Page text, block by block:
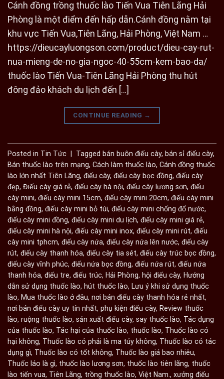
Cánh đồng trồng thuốc lào Tiến Vua Tiên Lãng Hải
Phòng là một điểm đến hấp dẫn.Cánh đồng nằm tại
khu vực Tiến Vua,Tiên Lãng, Hải Phòng, Việt Nam …
https://dieucayluongson.com/product/dieu-cay-rut-
nua-mieng-de-no-gia-ngoc-40-55cm-kem-bao-da/
thuốc lào Tiến Vua-Tiên Lãng Hải Phòng thu hút
đông đảo khách du lịch đến […]
CONTINUE READING →
Posted in Tin Tức | Tagged bán buôn điếu cày, bán sỉ điếu cày,
Bán thuốc lào trên mạng, Cách làm thuốc lào, Cánh đồng thuốc
lào lớn nhất Tiên Lãng, điếu cày, điếu cày bọc đồng, điếu cày
đẹp, Điếu cày giá rẻ, điếu cày hà nội, điếu cày lương sơn, điếu
cày mini, điếu cày mini 15cm, điếu cày mini 20cm, điếu cày mini
bằng đồng, điếu cày mini bỏ túi, điếu cày mini chống đổ nước,
điếu cày mini đồng, điếu cày mini du lịch, điếu cày mini giá rẻ,
điếu cày mini hà nội, điếu cày mini inox, điếu cày mini rút, điếu
cày mini tphcm, điếu cày nứa, điếu cày nứa lên nước, điếu cày
rút, điếu cày thanh hóa, điếu cày tia sét, điếu cày trúc bọc đồng,
điếu cày vĩnh phúc, điếu nứa bọc đồng, điếu nứa rút, điếu nứa
thanh hóa, điếu tre, điếu trúc, Hải Phòng, hội điếu cày, Hướng
dẫn sử dụng thuốc lào, hút thuốc lào, Lưu ý khi sử dụng thuốc
lào, Mua thuốc lào ở đâu, nơi bán điếu cày thanh hóa rẻ nhất,
nơi bán điếu cày uy tín nhất, phụ kiện điếu cày, Review thuốc
lào, ruộng thuốc lào, sản xuất điếu cày, say thuốc lào, Tác dụng
của thuốc lào, Tác hại của thuốc lào, thuốc lào, Thuốc lào có
hại không, Thuốc lào có phải là ma túy không, Thuốc lào có tác
dụng gì, Thuốc lào có tốt không, Thuốc lào giá bao nhiêu,
Thuốc láo là gì, thuốc lào lương sơn, thuốc lào tiên lãng, thuốc
lào tiến vua, Tiên Lãng, trồng thuốc lào, Việt Nam. , xưởng điếu